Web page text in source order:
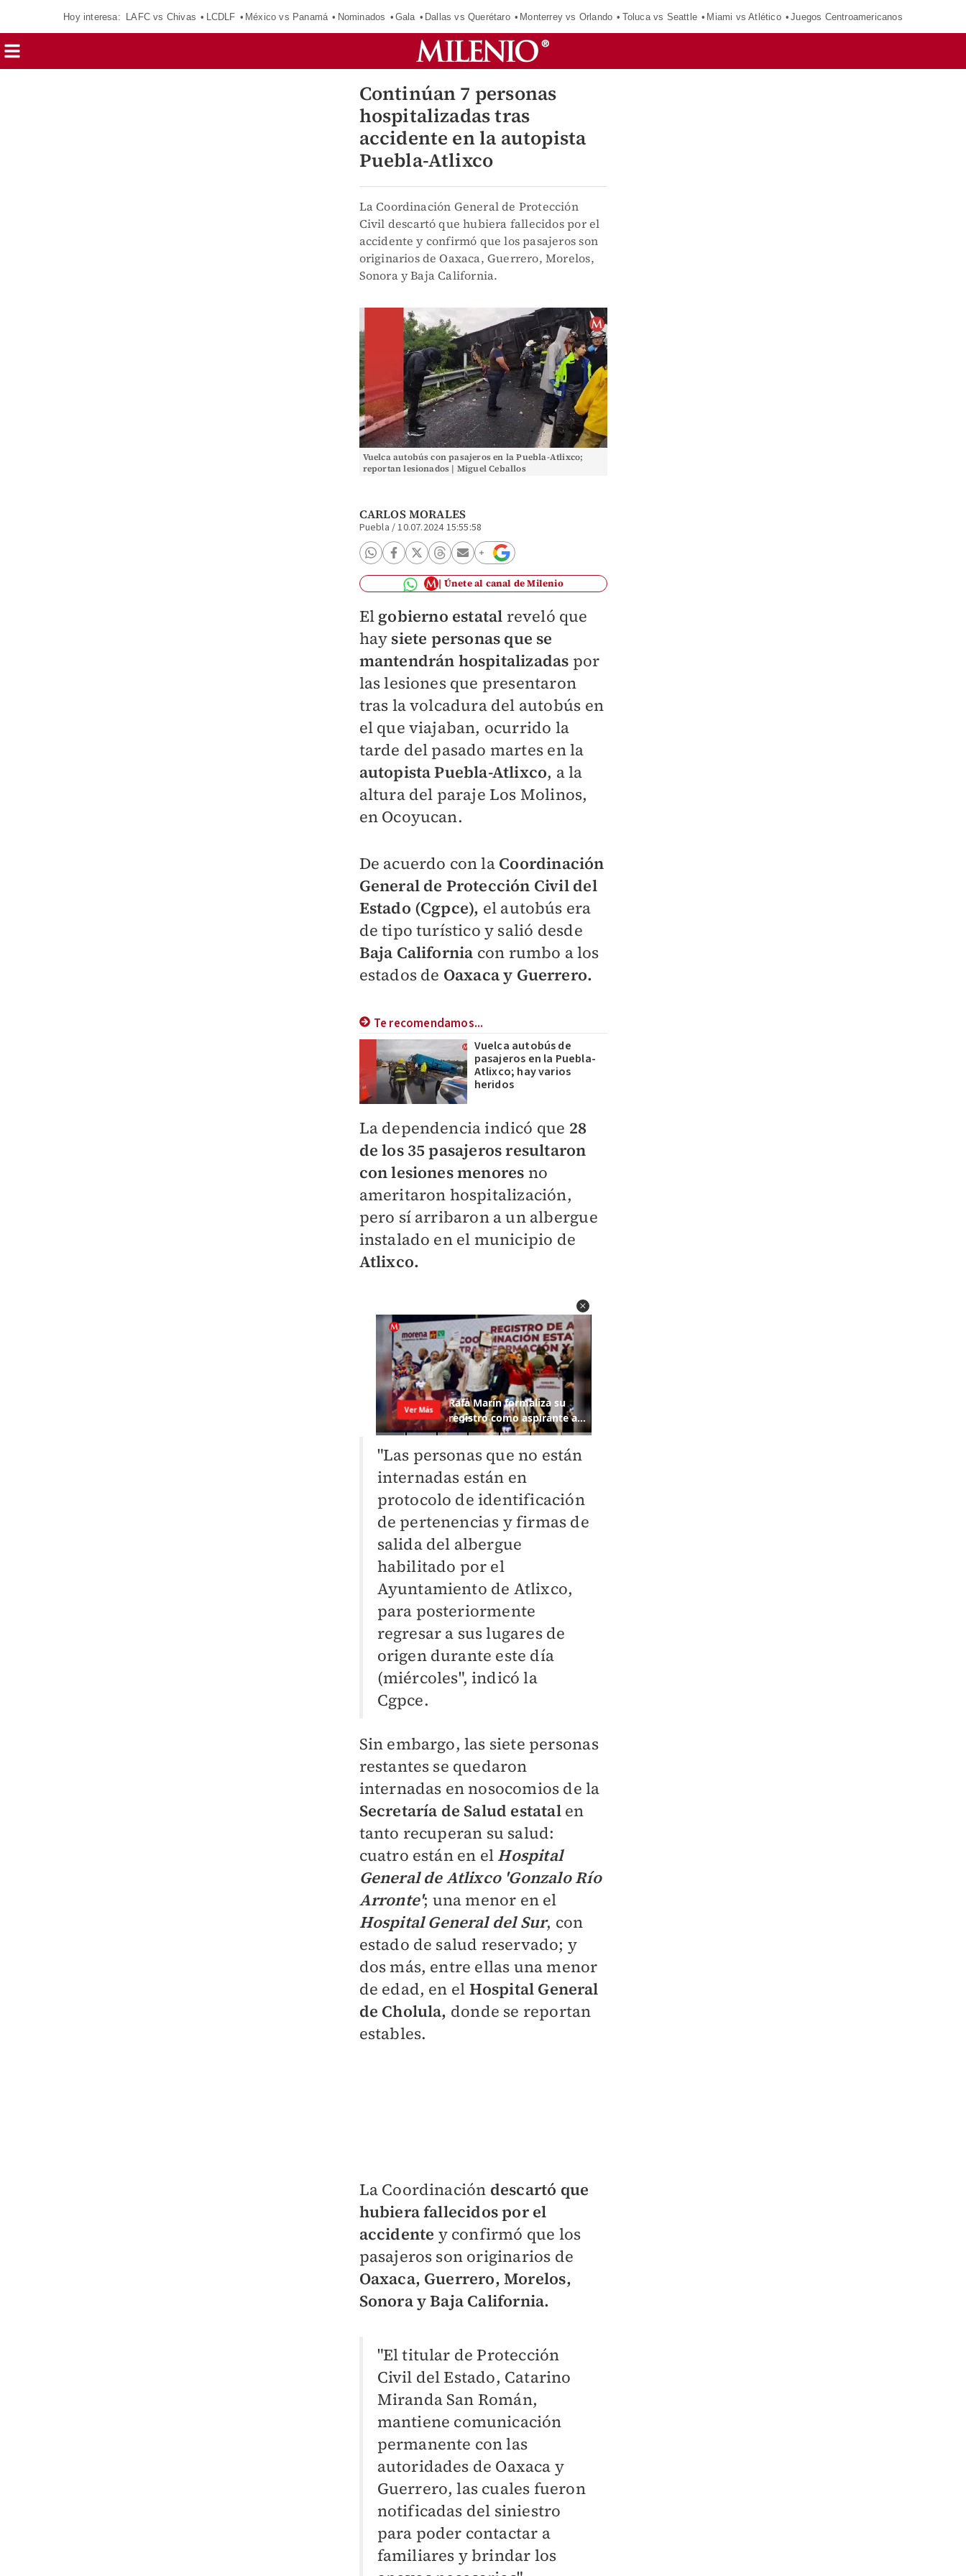
Hoy interesa: LAFC vs Chivas LCDLF México vs Panamá Nominados Gala Dallas vs Querétaro Monterrey vs Orlando Toluca vs Seattle Miami vs Atlético Juegos Centroamericanos
Continúan 7 personas
hospitalizadas tras
accidente en la autopista
Puebla-Atlixco
La Coordinación General de Protección
Civil descartó que hubiera fallecidos por el
accidente y confirmó que los pasajeros son
originarios de Oaxaca, Guerrero, Morelos,
Sonora y Baja California.
Vuelca autobús con pasajeros en la Puebla-Atlixco;
reportan lesionados | Miguel Ceballos
CARLOS MORALES
Puebla /10.07.2024 15:55:58
Únete al canal de Milenio
El gobierno estatal reveló que
hay siete personas que se
mantendrán hospitalizadas por
las lesiones que presentaron
tras la volcadura del autobús en
el que viajaban, ocurrido la
tarde del pasado martes en la
autopista Puebla-Atlixco, a la
altura del paraje Los Molinos,
en Ocoyucan.
De acuerdo con la Coordinación
General de Protección Civil del
Estado (Cgpce), el autobús era
de tipo turístico y salió desde
Baja California con rumbo a los
estados de Oaxaca y Guerrero.
Te recomendamos...
Vuelca autobús de
pasajeros en la Puebla-
Atlixco; hay varios
heridos
La dependencia indicó que 28
de los 35 pasajeros resultaron
con lesiones menores no
ameritaron hospitalización,
pero sí arribaron a un albergue
instalado en el municipio de
Atlixco.
"Las personas que no están
internadas están en
protocolo de identificación
de pertenencias y firmas de
salida del albergue
habilitado por el
Ayuntamiento de Atlixco,
para posteriormente
regresar a sus lugares de
origen durante este día
(miércoles", indicó la
Cgpce.
Sin embargo, las siete personas
restantes se quedaron
internadas en nosocomios de la
Secretaría de Salud estatal en
tanto recuperan su salud:
cuatro están en el Hospital
General de Atlixco 'Gonzalo Río
Arronte'; una menor en el
Hospital General del Sur, con
estado de salud reservado; y
dos más, entre ellas una menor
de edad, en el Hospital General
de Cholula, donde se reportan
estables.
La Coordinación descartó que
hubiera fallecidos por el
accidente y confirmó que los
pasajeros son originarios de
Oaxaca, Guerrero, Morelos,
Sonora y Baja California.
"El titular de Protección
Civil del Estado, Catarino
Miranda San Román,
mantiene comunicación
permanente con las
autoridades de Oaxaca y
Guerrero, las cuales fueron
notificadas del siniestro
para poder contactar a
familiares y brindar los